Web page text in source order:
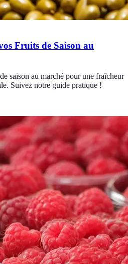
Fruits de Saison au
saison au marché pour une fraîcheur
Suivez notre guide pratique !